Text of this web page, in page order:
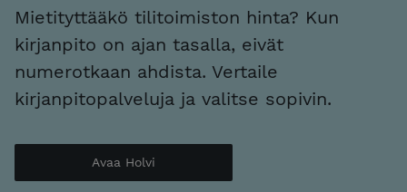
Mietityttääkö tilitoimiston hinta? Kun
kirjanpito on ajan tasalla, eivät
numerotkaan ahdista. Vertaile
kirjanpitopalveluja ja valitse sopivin.
Avaa Holvi